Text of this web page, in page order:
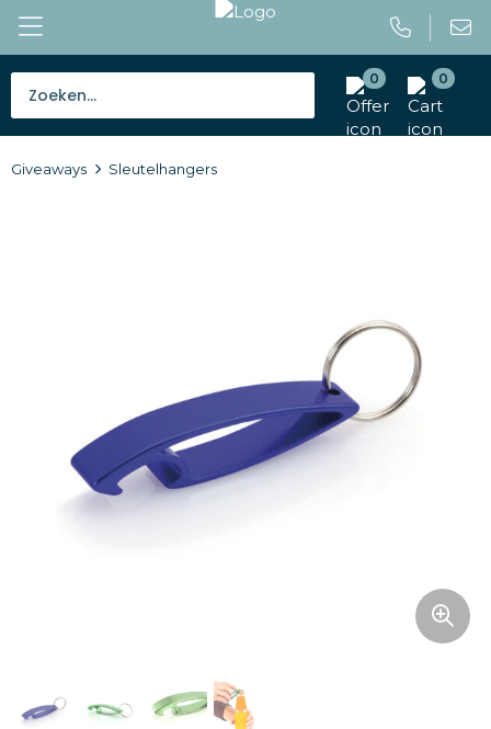
0 0
Tassen
Outdoor en vrije tijd
Gereedschap en veiligheid
Giveaways Sleutelhangers